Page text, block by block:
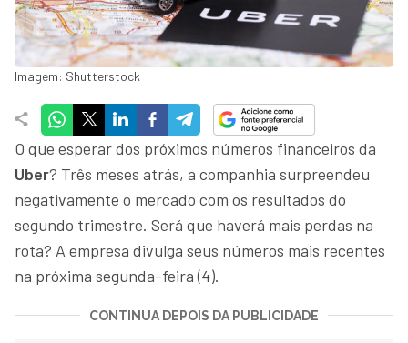
Imagem: Shutterstock
O que esperar dos próximos números financeiros da
Uber? Três meses atrás, a companhia surpreendeu
negativamente o mercado com os resultados do
segundo trimestre. Será que haverá mais perdas na
rota? A empresa divulga seus números mais recentes
na próxima segunda-feira (4).
CONTINUA DEPOIS DA PUBLICIDADE